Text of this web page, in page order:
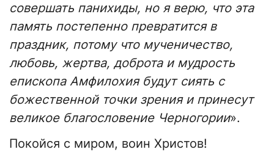
совершать панихиды, но я верю, что эта
память постепенно превратится в
праздник, потому что мученичество,
любовь, жертва, доброта и мудрость
епископа Амфилохия будут сиять с
божественной точки зрения и принесут
великое благословение Черногории».
Покойся с миром, воин Христов!